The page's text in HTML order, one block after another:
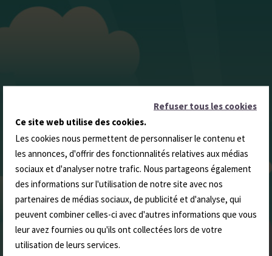
Refuser tous les cookies
Ce site web utilise des cookies.
Les cookies nous permettent de personnaliser le contenu et
les annonces, d'offrir des fonctionnalités relatives aux médias
sociaux et d'analyser notre trafic. Nous partageons également
des informations sur l'utilisation de notre site avec nos
partenaires de médias sociaux, de publicité et d'analyse, qui
peuvent combiner celles-ci avec d'autres informations que vous
leur avez fournies ou qu'ils ont collectées lors de votre
utilisation de leurs services.